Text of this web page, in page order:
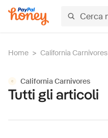
Home > California Carnivores
C California Carnivores
Tutti gli articoli